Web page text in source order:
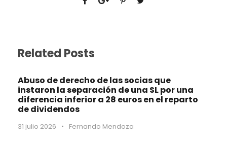
Related Posts
Abuso de derecho de las socias que
instaron la separación de una SL por una
diferencia inferior a 28 euros en el reparto
de dividendos
31 julio 2026 • Fernando Mendoza